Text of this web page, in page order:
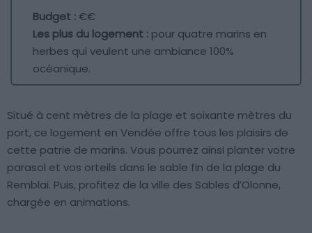
Budget :€€
Les plus du logement : pour quatre marins en
herbes qui veulent une ambiance 100%
océanique.
Situé à cent mètres de la plage et soixante mètres du
port, ce logement en Vendée offre tous les plaisirs de
cette patrie de marins. Vous pourrez ainsi planter votre
parasol et vos orteils dans le sable fin de la plage du
Remblai. Puis, profitez de la ville des Sables d’Olonne,
chargée en animations.